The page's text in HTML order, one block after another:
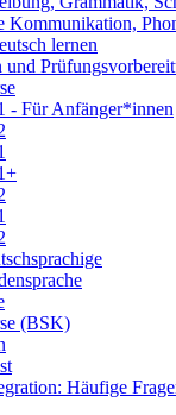
Kommunikation,
lernen
und
- Für Anfänger*innen
(BSK)
Häufige